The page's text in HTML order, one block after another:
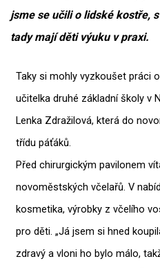
jsme se učili o lidské kostře,
tady mají děti výuku v praxi.
Taky si mohly vyzkoušet práci
učitelka druhé základní školy v
Lenka Zdražilová, která do
třídu páťáků.
Před chirurgickým pavilonem
novoměstských včelařů. V
kosmetika, výrobky z včelího
pro děti. „Já jsem si hned
zdravý a vloni ho bylo málo,